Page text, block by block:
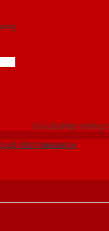
Giá cửa thép chống
gỗ MDF Melamine